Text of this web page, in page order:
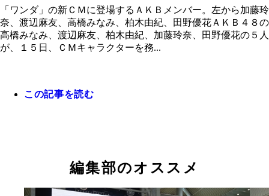
「ワンダ」の新ＣＭに登場するＡＫＢメンバー。左から加藤玲
奈、渡辺麻友、高橋みなみ、柏木由紀、田野優花ＡＫＢ４８の
高橋みなみ、渡辺麻友、柏木由紀、加藤玲奈、田野優花の５人
が、１５日、ＣＭキャラクターを務...
この記事を読む
編集部のオススメ